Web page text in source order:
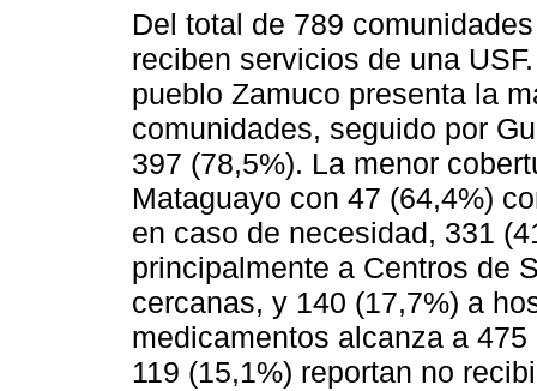
Del total de 789
reciben servicios de una
pueblo Zamuco presenta la
comunidades, seguido por
397 (78,5%). La menor
Mataguayo con 47 (64,4%)
en caso de necesidad, 331
principalmente a Centros de
cercanas, y 140 (17,7%) a
medicamentos alcanza a
119 (15,1%) reportan no